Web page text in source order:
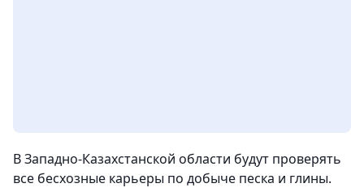
В Западно-Казахстанской области будут проверять
все бесхозные карьеры по добыче песка и глины.